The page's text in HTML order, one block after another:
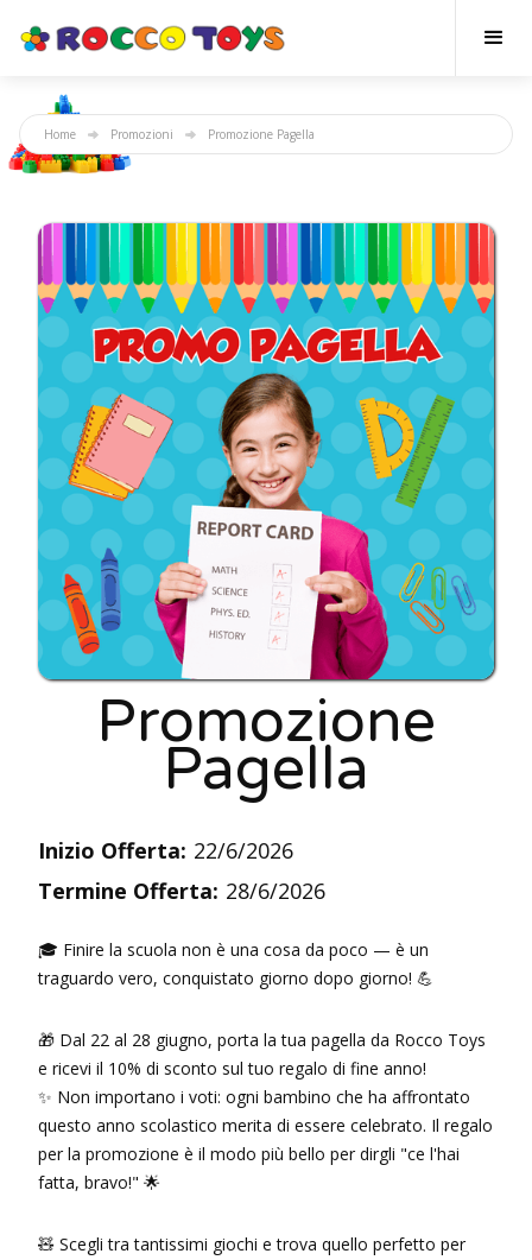
Home Promozioni Promozione Pagella
Promozione
Pagella
Inizio Offerta: 22/6/2026
Termine Offerta: 28/6/2026
🎓 Finire la scuola non è una cosa da poco — è un
traguardo vero, conquistato giorno dopo giorno! 💪
🎁 Dal 22 al 28 giugno, porta la tua pagella da Rocco Toys
e ricevi il 10% di sconto sul tuo regalo di fine anno!
✨ Non importano i voti: ogni bambino che ha affrontato
questo anno scolastico merita di essere celebrato. Il regalo
per la promozione è il modo più bello per dirgli "ce l'hai
fatta, bravo!" 🌟
🧸 Scegli tra tantissimi giochi e trova quello perfetto per